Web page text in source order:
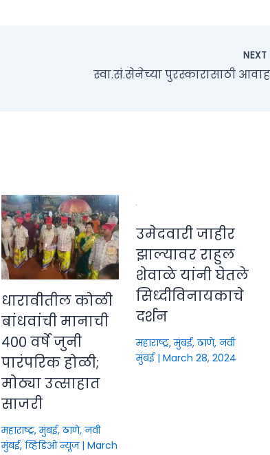
NEXT
स्वा.सं.सेनेच्या पुरस्कारासाठी
धारावीतील कोळी
बांधवांची मानाची
४०० वर्षे जुनी
पारंपरिक होळी;
मोठ्या उत्साहात
साजरी
महाराष्ट्र,मुंबई, ठाणे, नवी
मुंबई, व्हिडिओ न्यूज| March
उमेदवारी जाहीर
झाल्यावर राहुल
शेवाळे यांनी घेतले
सिध्दीविनायकाचे
दर्शन
महाराष्ट्र,मुंबई, ठाणे, नवी
मुंबई| March 28, 2024